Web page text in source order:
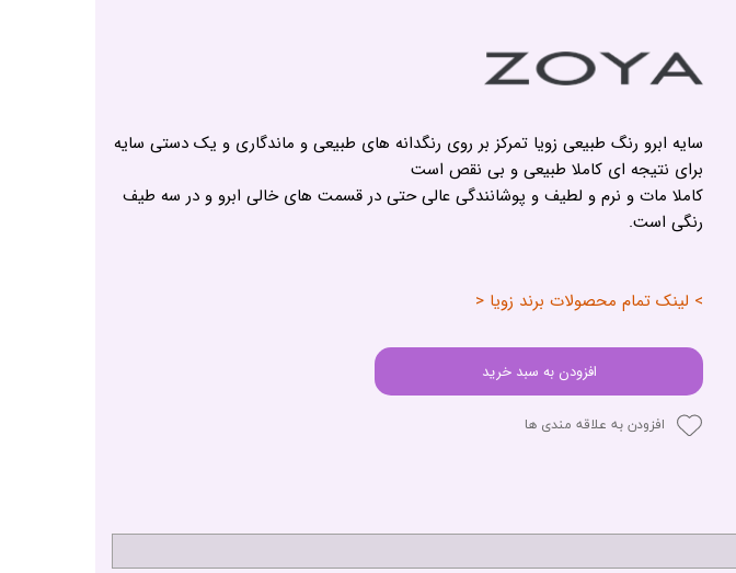
سایه ابرو رنگ طبیعی زویا تمرکز بر روی رنگدانه های طبیعی و ماندگاری و یک دستی سایه
برای نتیجه ای کاملا طبیعی و بی نقص است
کاملا مات و نرم و لطیف و پوشانندگی عالی حتی در قسمت های خالی ابرو و در سه طیف
رنگی است.
> لینک تمام محصولات برند زویا <
افزودن به سبد خرید
افزودن به علاقه مندی ها